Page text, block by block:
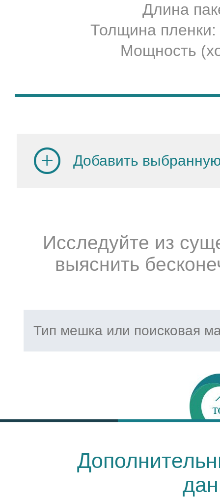
Длина
Толщина
Мощность
Добавить
Исследуйте из
выяснить